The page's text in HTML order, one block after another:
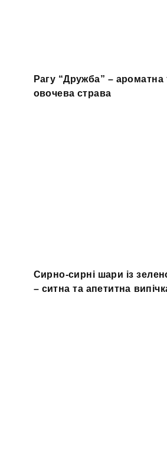
Рагу “Дружба” – ароматна
овочева страва
Сирно-сирні шари із
– ситна та апетитна